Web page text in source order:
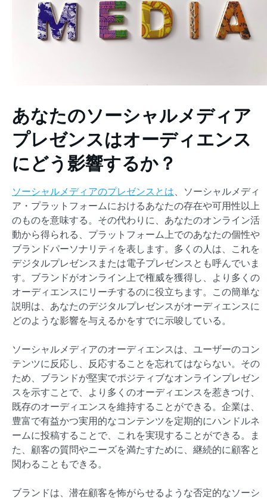
あなたのソーシャルメディア
プレゼンスはオーディエンス
にどう影響するか？
ソーシャルメディアのプレゼンスとは 、ソーシャルメディ
ア・プラットフォームにおけるあなたの存在や可用性以上
のものを意味する。その代わりに、あなたのオンライン活
動から得られる、プラットフォーム上でのあなたの個性や
ブランドパーソナリティを表します。多くの人は、これを
デジタルプレゼンスまたは電子プレゼンスとも呼んでいま
す。ブランドがオンライン上で権威を獲得し、より多くの
オーディエンスにリーチするのに役立ちます。この簡単な
説明は、あなたのデジタルプレゼンスがオーディエンスに
どのような影響を与えるかをすでに示唆している。
ソーシャルメディアのオーディエンスは、ユーザーのコン
テンツに反応し、反応することを忘れてはならない。その
ため、ブランドが堅実でポジティブなオンラインプレゼン
スを示すことで、より多くのオーディエンスを惹きつけ、
既存のオーディエンスを維持することができる。企業は、
豊富で有益かつ実用的なコンテンツを定期的にハンドルネ
ームに投稿することで、これを実現することができる。ま
た、顧客の質問やニーズを満たすために、継続的に顧客と
関わることもできる。
ブランドは、潜在顧客を怖がらせるような否定的なソーシ